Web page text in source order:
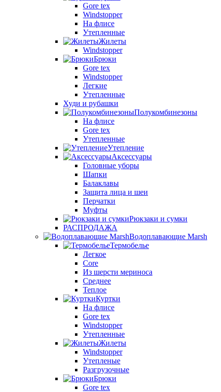
Gore tex
Windstopper
На флисе
Утепленные
Жилеты
Windstopper
Брюки
Gore tex
Windstopper
Легкие
Утепленные
Худи и рубашки
Полукомбинезоны
На флисе
Gore tex
Утепленные
Утепление
Аксессуары
Головные уборы
Шапки
Балаклавы
Защита лица и шеи
Перчатки
Муфты
Рюкзаки и сумки
РАСПРОДАЖА
Водоплавающие Marsh
Термобелье
Легкое
Core
Из шерсти мериноса
Среднее
Теплое
Куртки
На флисе
Gore tex
Windstopper
Утепленные
Жилеты
Windstopper
Утепленые
Разгрузочные
Брюки
Gore tex